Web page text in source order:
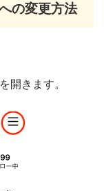
の変更方法
開きます。